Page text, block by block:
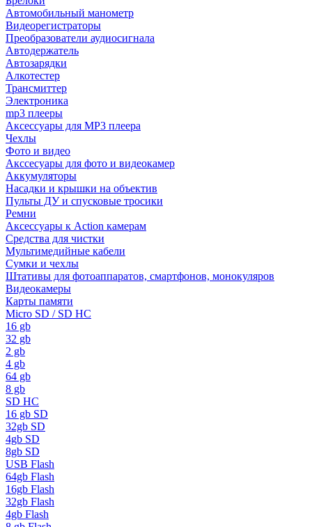
Автомобильный манометр
Видеорегистраторы
Преобразователи аудиосигнала
Автодержатель
Автозарядки
Алкотестер
Трансмиттер
Электроника
mp3 плееры
Аксессуары для MP3 плеера
Чехлы
Фото и видео
Акссесуары для фото и видеокамер
Аккумуляторы
Насадки и крышки на объектив
Пульты ДУ и спусковые тросики
Ремни
Аксессуары к Action камерам
Средства для чистки
Мультимедийные кабели
Сумки и чехлы
Штативы для фотоаппаратов, смартфонов, монокуляров
Видеокамеры
Карты памяти
Micro SD / SD HC
16 gb
32 gb
2 gb
4 gb
64 gb
8 gb
SD HC
16 gb SD
32gb SD
4gb SD
8gb SD
USB Flash
64gb Flash
16gb Flash
32gb Flash
4gb Flash